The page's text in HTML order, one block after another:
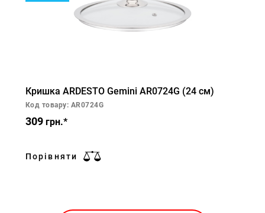
Кришка ARDESTO Gemini AR0724G (24 см)
Код товару: AR0724G
309 грн.*
Порівняти